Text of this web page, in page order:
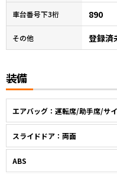
車台番号下3桁 890
その他 登録済
装備
エアバッグ：運転席/助手席/サ
スライドドア：両面
ABS